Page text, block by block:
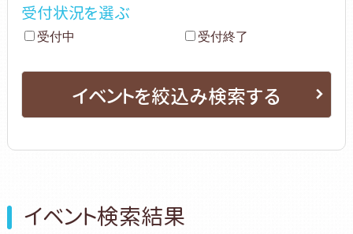
受付状況を選ぶ
受付中 受付終了
イベントを絞込み検索する
イベント検索結果